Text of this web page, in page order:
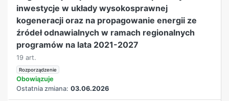
inwestycje w układy wysokosprawnej
kogeneracji oraz na propagowanie energii ze
źródeł odnawialnych w ramach regionalnych
programów na lata 2021-2027
19 art.
Rozporządzenie
Obowiązuje
Ostatnia zmiana: 03.06.2026